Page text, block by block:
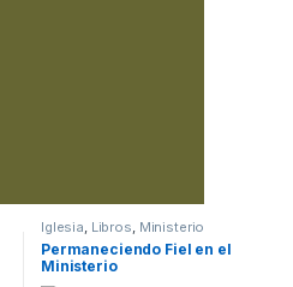
Iglesia, Libros, Ministerio
Permaneciendo Fiel en el
Ministerio